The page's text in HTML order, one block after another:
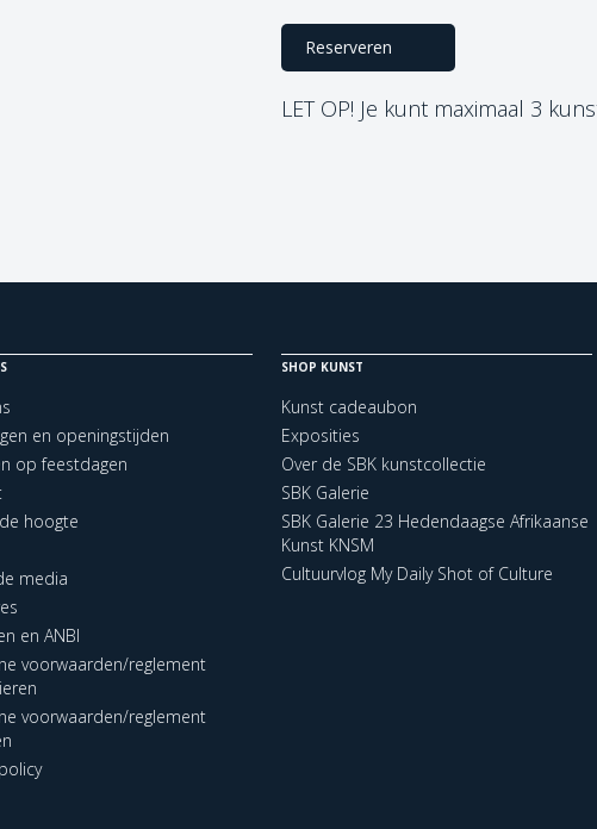
Reserveren
LET OP! Je kunt maximaal 3
en openingstijden
op feestdagen
hoogte
media
en ANBI
voorwaarden/reglement
voorwaarden/reglement
SHOP KUNST
Kunst cadeaubon
Exposities
Over de SBK kunstcollectie
SBK Galerie
SBK Galerie 23 Hedendaagse Afrikaanse
Kunst KNSM
Cultuurvlog My Daily Shot of Culture